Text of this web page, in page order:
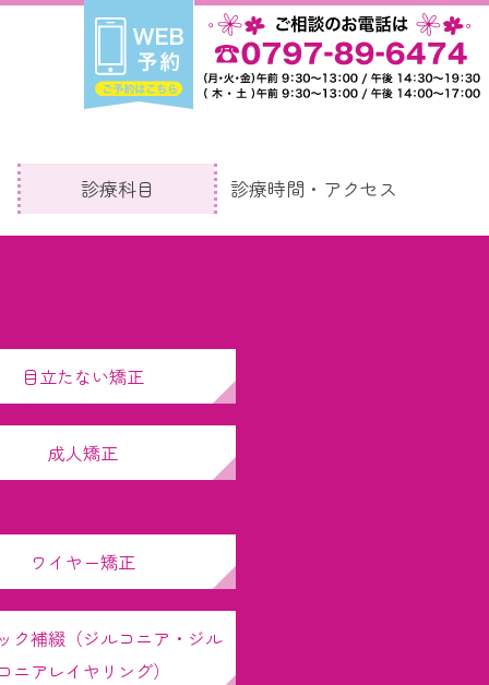
診療科目 診療時間・アクセス
目立たない矯正
成人矯正
ワイヤー矯正
ク補綴（ジルコニア・ジル
ニアレイヤリング）